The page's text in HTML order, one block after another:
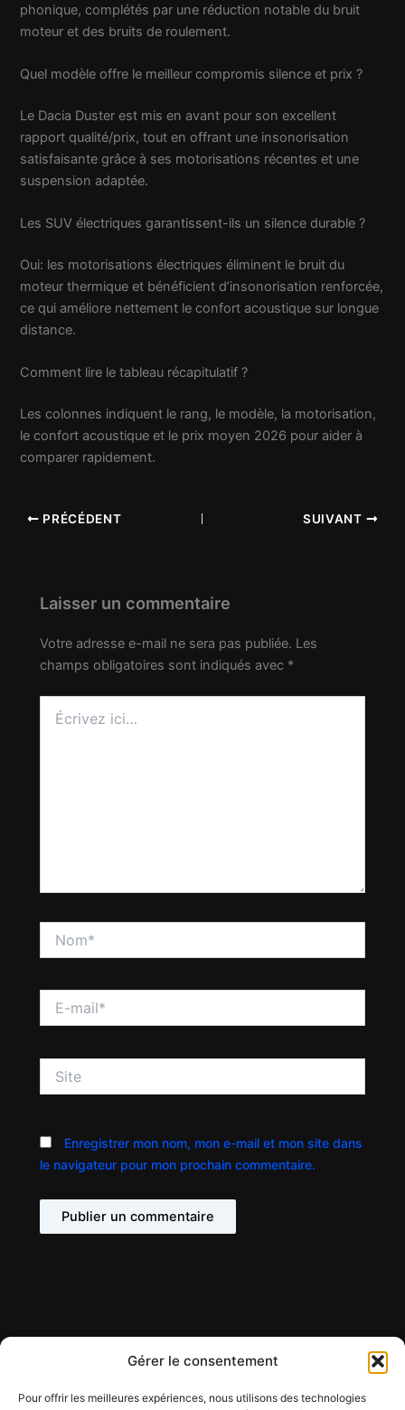
Gérer le consentement
Pour offrir les meilleures expériences, nous utilisons des technologies
phonique, complétés par une réduction notable du bruit
moteur et des bruits de roulement.
Quel modèle offre le meilleur compromis silence et prix ?
Le Dacia Duster est mis en avant pour son excellent
rapport qualité/prix, tout en offrant une insonorisation
satisfaisante grâce à ses motorisations récentes et une
suspension adaptée.
Les SUV électriques garantissent-ils un silence durable ?
Oui: les motorisations électriques éliminent le bruit du
moteur thermique et bénéficient d’insonorisation renforcée,
ce qui améliore nettement le confort acoustique sur longue
distance.
Comment lire le tableau récapitulatif ?
Les colonnes indiquent le rang, le modèle, la motorisation,
le confort acoustique et le prix moyen 2026 pour aider à
comparer rapidement.
PRÉCÉDENT SUIVANT
Laisser un commentaire
Votre adresse e-mail ne sera pas publiée. Les
champs obligatoires sont indiqués avec *
ici…
mail*
Enregistrer mon nom, mon e-mail et mon site dans
le navigateur pour mon prochain commentaire.